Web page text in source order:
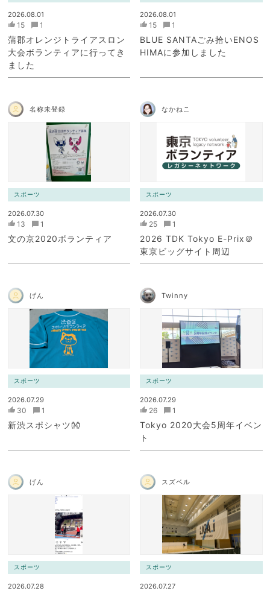
2026.08.01
15 1
蒲郡オレンジトライアスロン
大会ボランティアに行ってき
ました
2026.08.01
15 1
BLUE SANTAごみ拾いENOS
HIMAに参加しました
名称未登録
スポーツ
2026.07.30
13 1
文の京2020ボランティア
なかねこ
スポーツ
2026.07.30
25 1
2026 TDK Tokyo E-Prix＠
東京ビッグサイト周辺
げん
スポーツ
2026.07.29
30 1
新渋スポシャツ👐
Twinny
スポーツ
2026.07.29
26 1
Tokyo 2020大会5周年イベン
ト
げん
スポーツ
2026.07.28
スズベル
スポーツ
2026.07.27